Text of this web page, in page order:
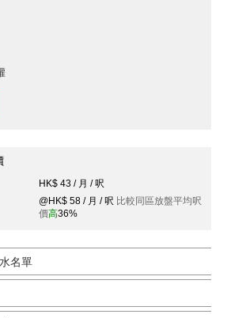
HK$ 43 / 月 / 呎
@HK$ 58 / 月 / 呎 比較同區放盤平均呎
價高36%
名單